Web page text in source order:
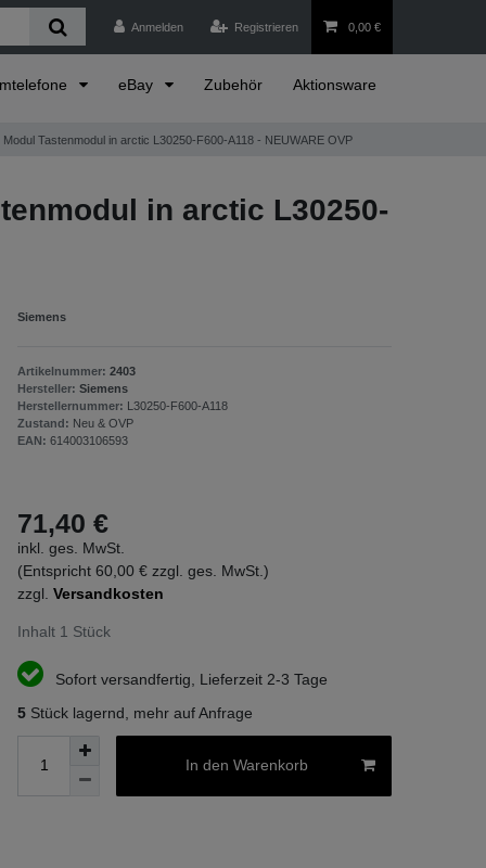
Anmelden Registrieren 0,00 €
eBay Zubehör Aktionsware
Tastenmodul in arctic L30250-F600-A118 - NEUWARE OVP
in arctic L30250-
Siemens
Artikelnummer: 2403
Hersteller: Siemens
Herstellernummer: L30250-F600-A118
Zustand: Neu & OVP
EAN: 614003106593
71,40 €
inkl. ges. MwSt.
(Entspricht 60,00 € zzgl. ges. MwSt.)
zzgl. Versandkosten
Inhalt 1 Stück
Sofort versandfertig, Lieferzeit 2-3 Tage
5 Stück lagernd, mehr auf Anfrage
In den Warenkorb